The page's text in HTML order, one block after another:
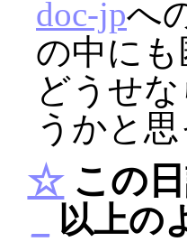
doc-jpへ
の中に
どうせ
うかと思
☆この
以上の